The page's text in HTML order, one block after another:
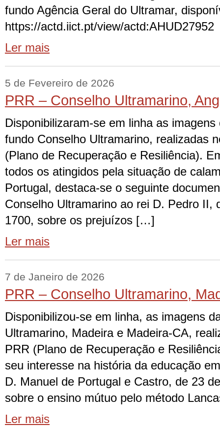
fundo Agência Geral do Ultramar,
https://actd.iict.pt/view/actd:AHUD27952
Ler mais
5 de Fevereiro de 2026
PRR – Conselho Ultramarino,
Disponibilizaram-se em linha as
fundo Conselho Ultramarino, realizadas
(Plano de Recuperação e Resiliência).
todos os atingidos pela situação de
Portugal, destaca-se o seguinte
Conselho Ultramarino ao rei D. Pedro II,
1700, sobre os prejuízos […]
Ler mais
7 de Janeiro de 2026
PRR – Conselho Ultramarino,
Disponibilizou-se em linha, as imagens
Ultramarino, Madeira e Madeira-CA,
PRR (Plano de Recuperação e
seu interesse na história da educação
D. Manuel de Portugal e Castro, de 23
sobre o ensino mútuo pelo método
Ler mais